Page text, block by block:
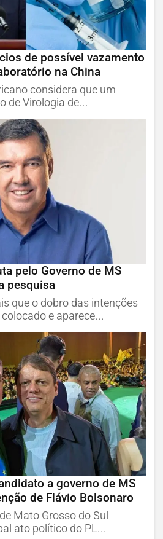
de possível vazamento
na China
considera que um
de Virologia de...
pelo Governo de MS
pesquisa
que o dobro das intenções
e aparece...
a governo de MS
de Flávio Bolsonaro
Mato Grosso do Sul
ato político do PL...